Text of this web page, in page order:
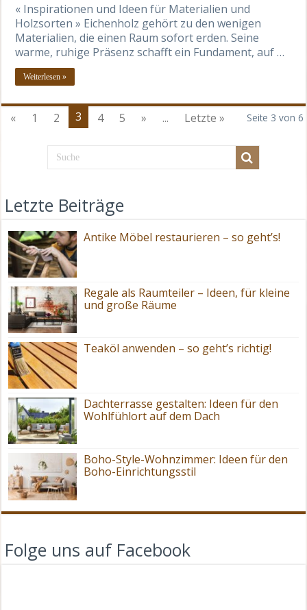
« Inspirationen und Ideen für Materialien und
Holzsorten » Eichenholz gehört zu den wenigen
Materialien, die einen Raum sofort erden. Seine
warme, ruhige Präsenz schafft ein Fundament, auf …
Weiterlesen »
Seite 3 von 6
« 1 2 3 4 5 » ... Letzte »
Letzte Beiträge
Antike Möbel restaurieren – so geht’s!
Regale als Raumteiler – Ideen, für kleine
und große Räume
Teaköl anwenden – so geht’s richtig!
Dachterrasse gestalten: Ideen für den
Wohlfühlort auf dem Dach
Boho-Style-Wohnzimmer: Ideen für den
Boho-Einrichtungsstil
Folge uns auf Facebook